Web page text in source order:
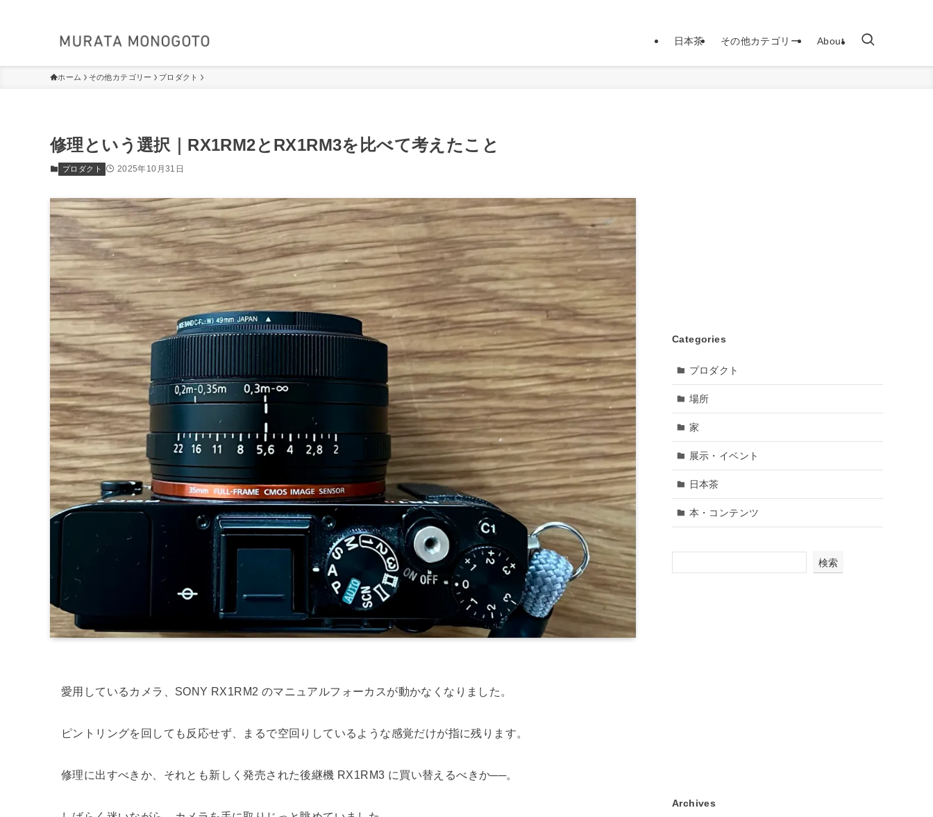
日本茶 その他カテゴリー About
ホーム その他カテゴリー プロダクト
修理という選択｜RX1RM2とRX1RM3を比べて考えたこと
プロダクト 2025年10月31日
愛用しているカメラ、SONY RX1RM2 のマニュアルフォーカスが動かなくなりました。
ピントリングを回しても反応せず、まるで空回りしているような感覚だけが指に残ります。
修理に出すべきか、それとも新しく発売された後継機 RX1RM3 に買い替えるべきか──。
Categories
プロダクト
場所
家
展示・イベント
日本茶
本・コンテンツ
検索
Archives